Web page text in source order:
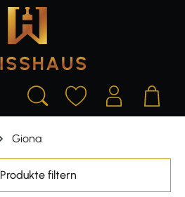
Giona
Produkte filtern